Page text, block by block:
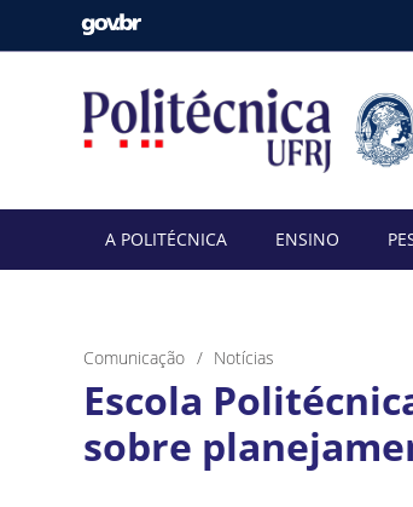
A POLITÉCNICA ENSINO
Comunicação Notícias
Escola
sobre